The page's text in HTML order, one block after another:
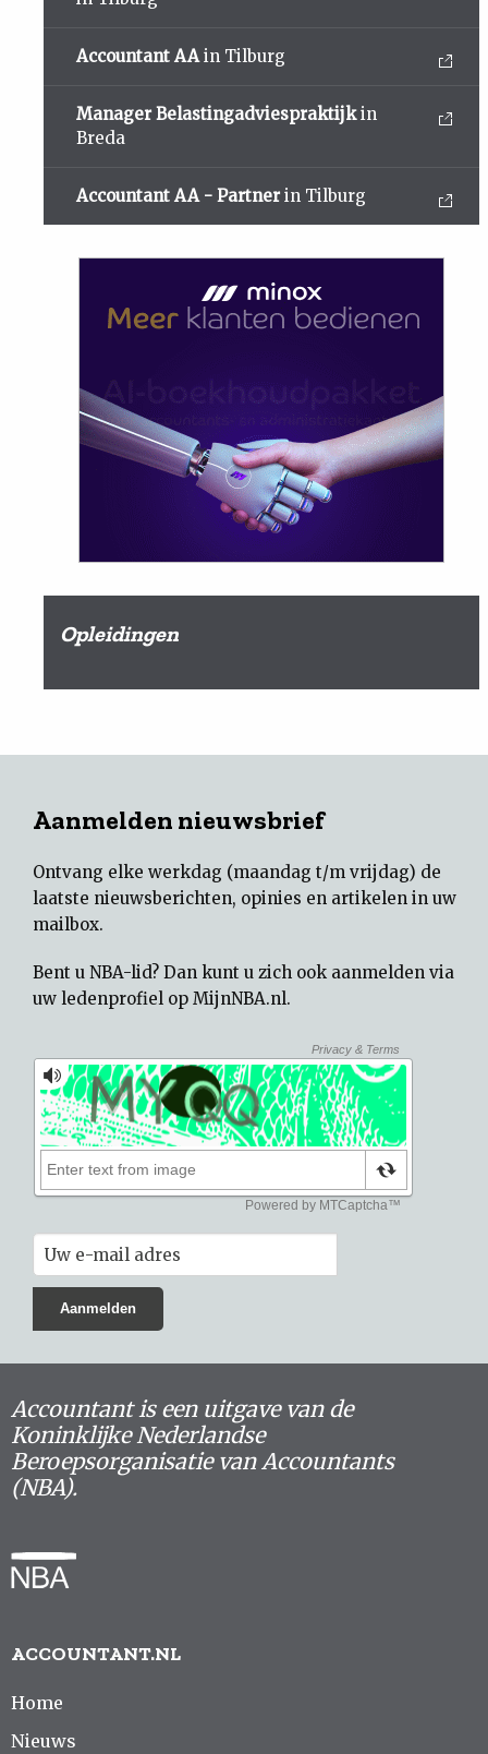
Accountant AAin Tilburg
Manager Belastingadviespraktijkin
Breda
Accountant AA - Partner in Tilburg
Opleidingen
Aanmelden nieuwsbrief
Ontvang elke werkdag (maandag t/m vrijdag) de
laatste nieuwsberichten, opinies en artikelen in uw
mailbox.
Bent u NBA-lid? Dan kunt u zich ook aanmelden via
uw ledenprofiel op MijnNBA.nl.
Accountant is een uitgave van de
Koninklijke Nederlandse
Beroepsorganisatie van Accountants
(NBA).
ACCOUNTANT.NL
Home
Nieuws